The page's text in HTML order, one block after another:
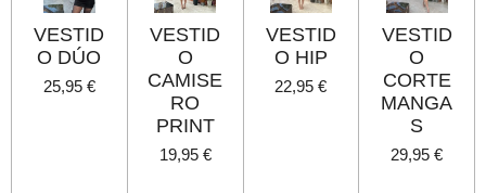
VESTID
O DÚO
25,95 €
VESTID
O
CAMISE
RO
PRINT
19,95 €
VESTID
O HIP
22,95 €
VESTID
O
CORTE
MANGA
S
29,95 €